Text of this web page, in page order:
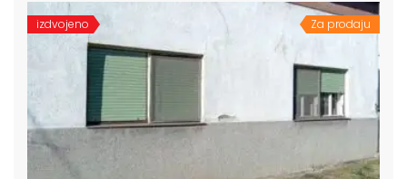
izdvojeno Za prodaju